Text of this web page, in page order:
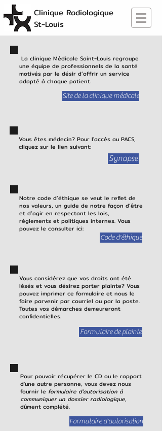
Clinique Radiologique
St-Louis
Suivez-nous sur
Facebook!
La clinique Médicale Saint-Louis regroupe
une équipe de professionnels de la santé
motivés par le désir d’offrir un service
adapté à chaque patient.
Site de la clinique médicale
Vous êtes médecin? Pour l'accès au PACS,
cliquez sur le lien suivant:
Synapse
Notre code d’éthique se veut le reflet de
nos valeurs, un guide de notre façon d’être
et d’agir en respectant les lois,
règlements et politiques internes. Vous
pouvez le consulter ici:
Code d'éthique
Vous considérez que vos droits ont été
lésés et vous désirez porter plainte? Vous
pouvez imprimer ce formulaire et nous le
faire parvenir par courriel ou par la poste.
Toutes vos démarches demeureront
confidentielles.
Formulaire de plainte
Pour pouvoir récupérer le CD ou le rapport
d'une autre personne, vous devez nous
fournir le formulaire d'autorisation à
communiquer un dossier radiologique,
dûment complété.
Formulaire d'autorisation